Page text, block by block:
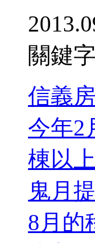
關鍵
信義
今年2
棟以
鬼月
8月的